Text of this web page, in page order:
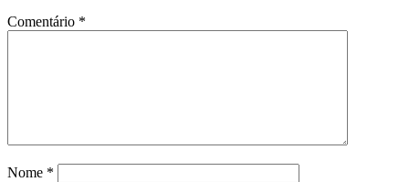
Comentário *
Nome *